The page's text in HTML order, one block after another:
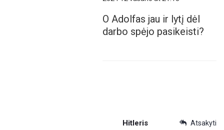
O Adolfas jau ir lytį dėl
darbo spėjo pasikeisti?
Atsakyti
Hitleris